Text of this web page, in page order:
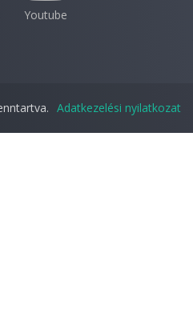
Youtube
Adatkezelési nyilatkozat